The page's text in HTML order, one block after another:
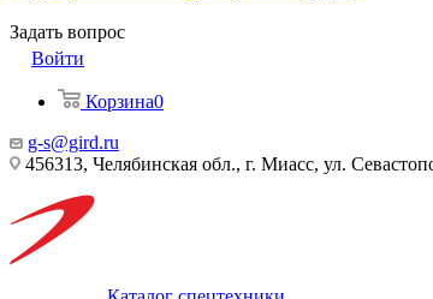
Задать вопрос
Войти
Корзина0
g-s@gird.ru
456313, Челябинская обл., г. Миасс, ул.